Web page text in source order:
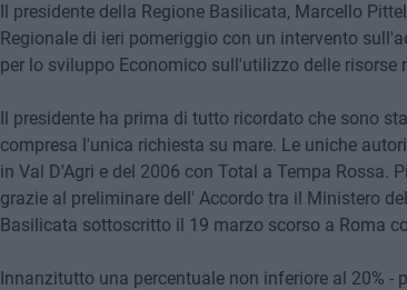
Il presidente della Regione Basilicata, Marcello
Regionale di ieri pomeriggio con un intervento
per lo sviluppo Economico sull'utilizzo delle risorse
Il presidente ha prima di tutto ricordato che sono
compresa l'unica richiesta su mare. Le uniche
in Val D'Agri e del 2006 con Total a Tempa Rossa.
grazie al preliminare dell' Accordo tra il Ministero
Basilicata sottoscritto il 19 marzo scorso a Roma
Innanzitutto una percentuale non inferiore al 20%